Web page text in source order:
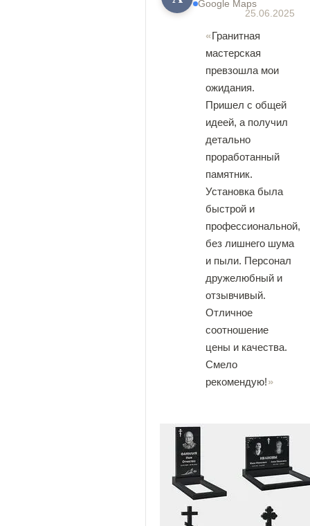
Google Maps
25.06.2025
Гранитная
мастерская
превзошла мои
ожидания.
Пришел с общей
идеей, а получил
детально
проработанный
памятник.
Установка была
быстрой и
профессиональной,
без лишнего шума
и пыли. Персонал
дружелюбный и
отзывчивый.
Отличное
соотношение
цены и качества.
Смело
рекомендую!